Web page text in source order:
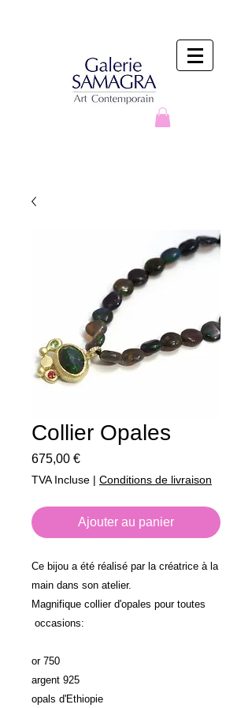
Collier Opales
675,00 €Prix
TVA Incluse | Conditions de livraison
Ajouter au panier
Ce bijou a été réalisé par la créatrice à la
main dans son atelier.
Magnifique collier d'opales pour toutes
occasions:
or 750
argent 925
opals d'Ethiopie